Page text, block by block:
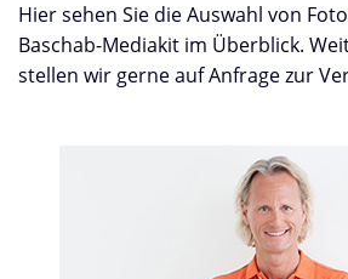
Hier sehen Sie die Auswahl von
Baschab-Mediakit im Überblick.
stellen wir gerne auf Anfrage zur